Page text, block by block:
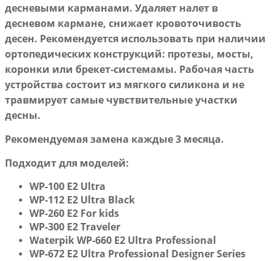
десневыми карманами. Удаляет налет в
десневом кармане, снижает кровоточивость
десен. Рекомендуется использовать при наличии
ортопедических конструкций: протезы, мосты,
коронки или брекет-системамы. Рабочая часть
устройства состоит из мягкого силикона и не
травмирует самые чувствительные участки
десны.
Рекомендуемая замена каждые 3 месяца.
Подходит для моделей:
WP-100 E2 Ultra
WP-112 E2 Ultra Black
WP-260 E2 For kids
WP-300 E2 Traveler
Waterpik WP-660 E2 Ultra Professional
WP-672 E2 Ultra Professional Designer Series